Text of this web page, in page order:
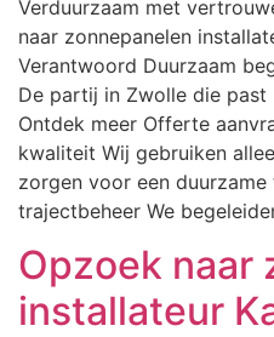
Verduurzaam met
naar zonnepanelen
Verantwoord Duurzaam
De partij in Zwolle die
Ontdek meer Offerte
kwaliteit Wij gebruiken
zorgen voor een
trajectbeheer We
Opzoek naar
installateur